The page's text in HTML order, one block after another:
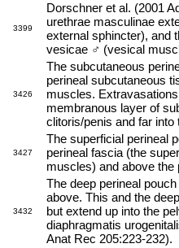
3399
Dorschner et al. (2001
urethrae masculinae
external sphincter), and
vesicae ♂ (vesical
3426
The subcutaneous
perineal subcutaneous
muscles.
membranous layer of
clitoris/penis and far into
3427
The superficial perineal
perineal fascia (the
muscles) and above the
3432
The deep perineal
above. This and the
but extend up into the
diaphragmatis
Anat Rec 205:223-232).